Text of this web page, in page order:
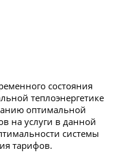
состояния
теплоэнергетике
оптимальной
на услуги в данной
системы
тарифов.